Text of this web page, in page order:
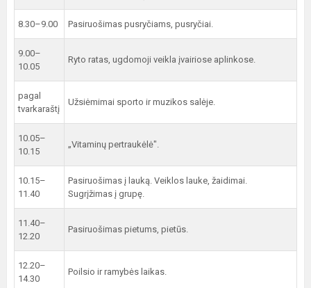
8.30–9.00 Pasiruošimas pusryčiams, pusryčiai.
9.00–
10.05
Ryto ratas, ugdomoji veikla įvairiose aplinkose.
pagal
tvarkaraštį
Užsiėmimai sporto ir muzikos salėje.
10.05–
10.15
„Vitaminų pertraukėlė".
10.15–
11.40
Pasiruošimas į lauką. Veiklos lauke, žaidimai.
Sugrįžimas į grupę.
11.40–
12.20
Pasiruošimas pietums, pietūs.
12.20–
14.30
Poilsio ir ramybės laikas.